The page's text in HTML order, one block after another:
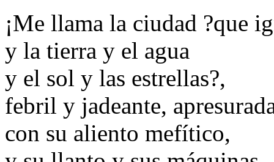
¡Me llama la ciudad ?que
y la tierra y el agua
y el sol y las estrellas?,
febril y jadeante,
con su aliento mefítico,